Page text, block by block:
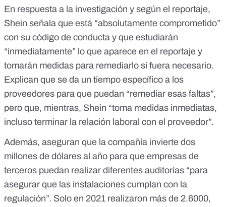
En respuesta a la investigación y según el reportaje,
Shein señala que está “absolutamente comprometido”
con su código de conducta y que estudiarán
“inmediatamente” lo que aparece en el reportaje y
tomarán medidas para remediarlo si fuera necesario.
Explican que se da un tiempo específico a los
proveedores para que puedan “remediar esas faltas”,
pero que, mientras, Shein “toma medidas inmediatas,
incluso terminar la relación laboral con el proveedor”.
Además, aseguran que la compañía invierte dos
millones de dólares al año para que empresas de
terceros puedan realizar diferentes auditorías “para
asegurar que las instalaciones cumplan con la
regulación”. Solo en 2021 realizaron más de 2.6000,